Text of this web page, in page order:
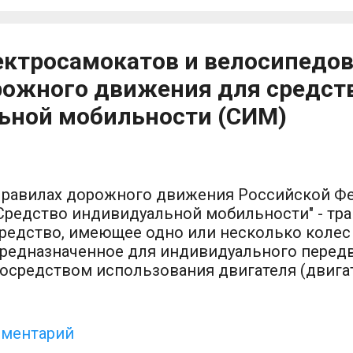
этих обязанностей (заявление о
найденного имущес...
и
движения для
мобильности (СИМ)
дорожного движения Российской
индивидуальной мобильности" -
имеющее одно или несколько
для индивидуального
использования двигателя
к движению велосипедистов,
лиц, использующих для передвижения